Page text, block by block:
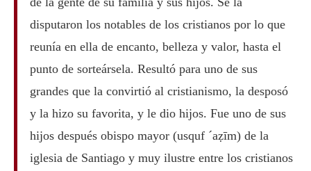
disputaron los notables de los cristianos por lo que
reunía en ella de encanto, belleza y valor, hasta el
punto de sorteársela. Resultó para uno de sus
grandes que la convirtió al cristianismo, la desposó
y la hizo su favorita, y le dio hijos. Fue uno de sus
hijos después obispo mayor (usquf ´aẓīm) de la
iglesia de Santiago y muy ilustre entre los cristianos